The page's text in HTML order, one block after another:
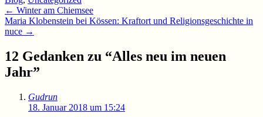
Beitragsnavigation
← Winter am Chiemsee
Maria Klobenstein bei Kössen: Kraftort und Religionsgeschichte in
nuce →
12 Gedanken zu “Alles neu im neuen
Jahr”
Gudrun
18. Januar 2018 um 15:24